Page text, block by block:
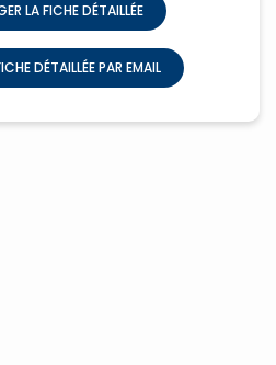
LA FICHE DÉTAILLÉE
DÉTAILLÉE PAR EMAIL